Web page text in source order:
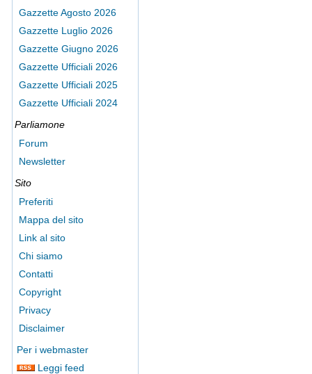
Gazzette Agosto 2026
Gazzette Luglio 2026
Gazzette Giugno 2026
Gazzette Ufficiali 2026
Gazzette Ufficiali 2025
Gazzette Ufficiali 2024
Parliamone
Forum
Newsletter
Sito
Preferiti
Mappa del sito
Link al sito
Chi siamo
Contatti
Copyright
Privacy
Disclaimer
Per i webmaster
Leggi feed